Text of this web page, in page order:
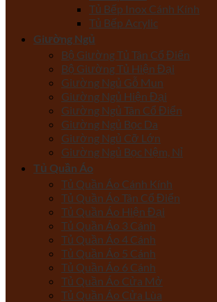
Tủ Bếp Inox Cánh Kính
Tủ Bếp Acrylic
Giường Ngủ
Bộ Giường Tủ Tân Cổ Điển
Bộ Giường Tủ Hiện Đại
Giường Ngủ Gỗ Mun
Giường Ngủ Hiện Đại
Giường Ngủ Tân Cổ Điển
Giường Ngủ Bọc Da
Giường Ngủ Cỡ Lớn
Giường Ngủ Bọc Nệm, Nỉ
Tủ Quần Áo
Tủ Quần Áo Cánh Kính
Tủ Quần Áo Tân Cổ Điển
Tủ Quần Áo Hiện Đại
Tủ Quần Áo 3 Cánh
Tủ Quần Áo 4 Cánh
Tủ Quần Áo 5 Cánh
Tủ Quần Áo 6 Cánh
Tủ Quần Áo Cửa Mở
Tủ Quần Áo Cửa Lùa